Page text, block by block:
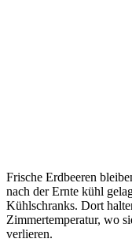
Frische Erdbeeren
nach der Ernte kühl
Kühlschranks. Dort
Zimmertemperatur, wo
verlieren.